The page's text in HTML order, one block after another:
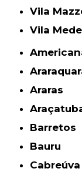
Vila
Vila
Araras
Barretos
Bauru
Cabreúva